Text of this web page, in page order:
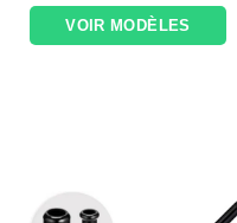
VOIR MODÈLES